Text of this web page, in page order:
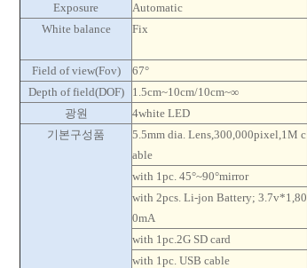
Exposure
Automatic
White balance
Fix
Field of view(Fov)
67°
Depth of field(DOF)
1.5cm~10cm/10cm~∞
광원
4white LED
기본구성품
5.5mm dia. Lens,300,000pixel,1M c
able
with 1pc. 45°~90°mirror
with 2pcs. Li-jon Battery; 3.7v*1,80
0mA
with 1pc.2G SD card
with 1pc. USB cable